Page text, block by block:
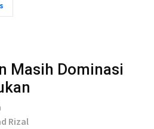
Masih Dominasi
Rizal